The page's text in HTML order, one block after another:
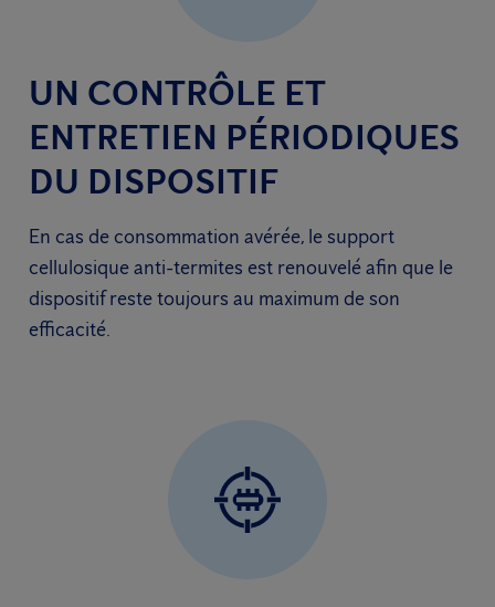
UN CONTRÔLE ET
ENTRETIEN PÉRIODIQUES
DU DISPOSITIF
En cas de consommation avérée, le support
cellulosique anti-termites est renouvelé afin que le
dispositif reste toujours au maximum de son
efficacité.